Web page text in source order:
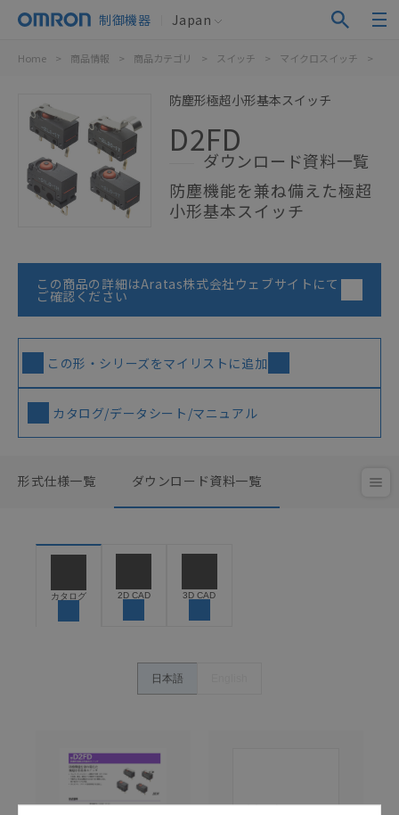
制御機器 Japan
Home > 商品情報 > 商品カテゴリ > スイッチ > マイクロスイッチ >
防塵形極超小形基本スイッチ
D2FD
ダウンロード資料一覧
防塵機能を兼ね備えた極超
小形基本スイッチ
この商品の詳細はAratas株式会社ウェブサイトにて
ご確認ください
この形・シリーズをマイリストに追加
カタログ/データシート/マニュアル
形式仕様一覧 ダウンロード資料一覧
カタログ 2D CAD 3D CAD
日本語